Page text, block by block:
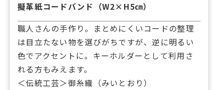
擬革紙コードバンド（W2×H5㎝）
職人さんの手作り。まとめにくいコードの整理
は目立たない物を選びがちですが、逆に明るい
色でアクセントに。キーホルダーとして利用さ
れる方もみえます。
＜伝統工芸＞御糸織（みいとおり）